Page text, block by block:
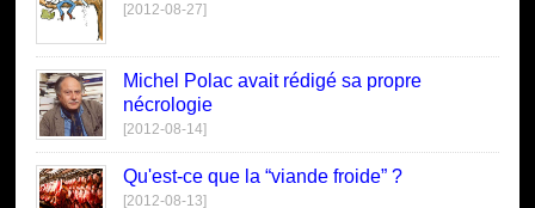
[2012-08-27]
Michel Polac avait rédigé sa propre
nécrologie
[2012-08-14]
Qu'est-ce que la “viande froide” ?
[2012-08-13]